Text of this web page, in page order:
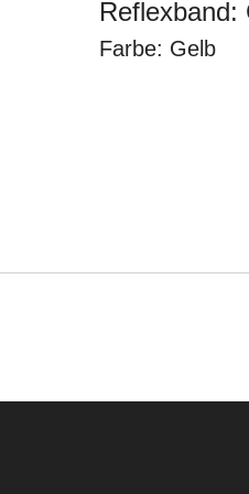
Reflexband:
Farbe: Gelb